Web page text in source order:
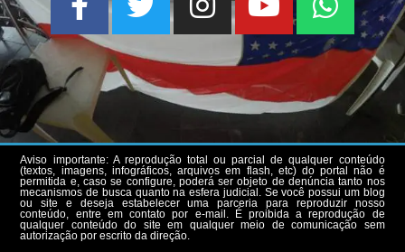
Aviso importante: A reprodução total ou parcial de qualquer conteúdo
(textos, imagens, infográficos, arquivos em flash, etc) do portal não é
permitida e, caso se configure, poderá ser objeto de denúncia tanto nos
mecanismos de busca quanto na esfera judicial. Se você possui um blog
ou site e deseja estabelecer uma parceria para reproduzir nosso
conteúdo, entre em contato por e-mail. É proibida a reprodução de
qualquer conteúdo do site em qualquer meio de comunicação sem
autorização por escrito da direção.